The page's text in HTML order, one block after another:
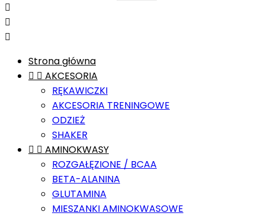



Strona główna
  AKCESORIA
RĘKAWICZKI
AKCESORIA TRENINGOWE
ODZIEŻ
SHAKER
  AMINOKWASY
ROZGAŁĘZIONE / BCAA
BETA-ALANINA
GLUTAMINA
MIESZANKI AMINOKWASOWE